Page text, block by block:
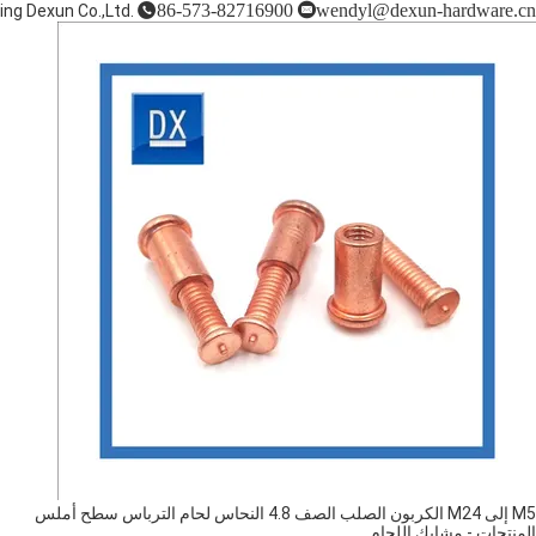
Dexun Co.,Ltd. 86-573-82716900 wendyl@dexun-hardware.cn
M5 إلى M24 الكربون الصلب الصف 4.8 النحاس لحام الترباس سطح أملس